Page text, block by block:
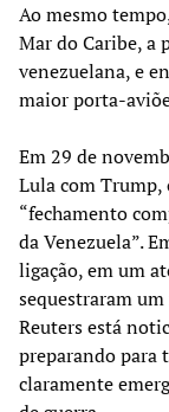
Ao mesmo
Mar do Caribe, a
venezuelana, e
maior porta-
Em 29 de
Lula com
“fechamento
da Venezuela”.
ligação, em um
sequestraram
Reuters está
preparando para
claramente